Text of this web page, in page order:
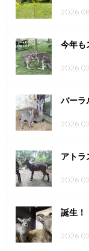
今年も
バーラ
アトラ
誕生！